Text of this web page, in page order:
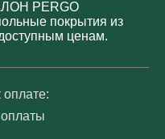
PERGO
покрытия из
ценам.